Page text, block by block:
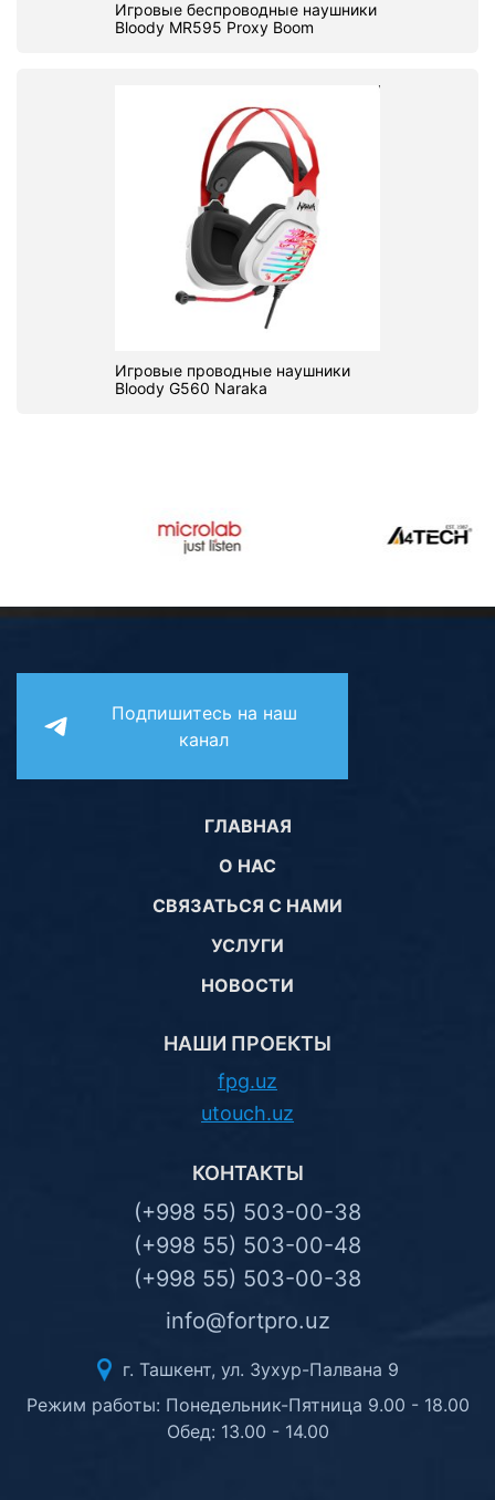
Игровые беспроводные наушники
Bloody MR595 Proxy Boom
Игровые проводные наушники
Bloody G560 Naraka
Подпишитесь на наш
канал
ГЛАВНАЯ
О НАС
СВЯЗАТЬСЯ С НАМИ
УСЛУГИ
НОВОСТИ
НАШИ ПРОЕКТЫ
fpg.uz
utouch.uz
КОНТАКТЫ
(+998 55) 503-00-38
(+998 55) 503-00-48
(+998 55) 503-00-38
info@fortpro.uz
г. Ташкент, ул. Зухур-Палвана 9
Режим работы: Понедельник-Пятница 9.00 - 18.00
Обед: 13.00 - 14.00